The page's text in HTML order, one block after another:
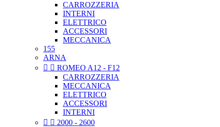
CARROZZERIA
INTERNI
ELETTRICO
ACCESSORI
MECCANICA
155
ARNA
  ROMEO A12 - F12
CARROZZERIA
MECCANICA
ELETTRICO
ACCESSORI
INTERNI
  2000 - 2600